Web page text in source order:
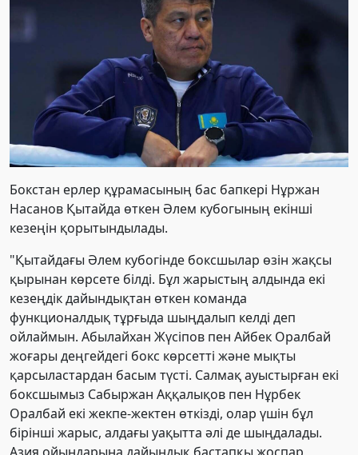
Бокстан ерлер құрамасының бас бапкері Нұржан
Насанов Қытайда өткен Әлем кубогының екінші
кезеңін қорытындылады.
"Қытайдағы Әлем кубогінде боксшылар өзін жақсы
қырынан көрсете білді. Бұл жарыстың алдында екі
кезеңдік дайындықтан өткен команда
функционалдық тұрғыда шыңдалып келді деп
ойлаймын. Абылайхан Жүсіпов пен Айбек Оралбай
жоғары деңгейдегі бокс көрсетті және мықты
қарсыластардан басым түсті. Салмақ ауыстырған екі
боксшымыз Сабыржан Аққалықов пен Нұрбек
Оралбай екі жекпе-жектен өткізді, олар үшін бұл
бірінші жарыс, алдағы уақытта әлі де шыңдалады.